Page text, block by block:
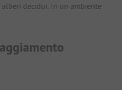
decidui. In un ambiente